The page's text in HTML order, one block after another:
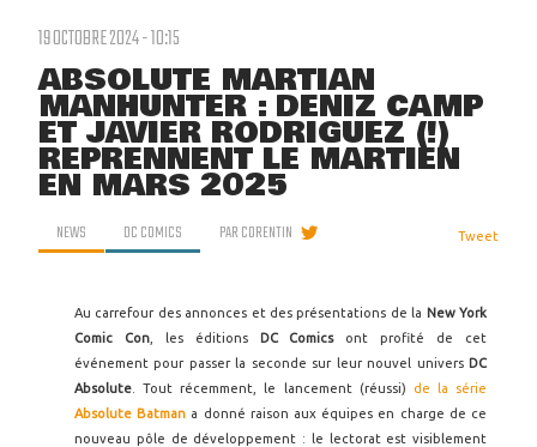
19 OCTOBRE 2024 - 10:15
ABSOLUTE MARTIAN
MANHUNTER : DENIZ CAMP
ET JAVIER RODRIGUEZ (!)
REPRENNENT LE MARTIEN
EN MARS 2025
NEWS DC COMICS PARCORENTIN Tweet
Au carrefour des annonces et des présentations de la New York
Comic Con, les éditions DC Comicsont profité de cet
événement pour passer la seconde sur leur nouvel univers DC
Absolute . Tout récemment, le lancement (réussi)
de la série
Absolute Batman a donné raison aux équipes en charge de ce
nouveau pôle de développement : le lectorat est visiblement